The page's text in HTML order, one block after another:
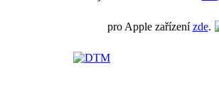
pro Apple zařízenízde.